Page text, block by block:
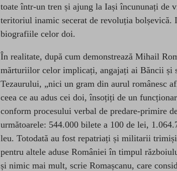
toate într-un tren și ajung la Iași încununați de
teritoriul inamic secerat de revoluția bolșevică.
biografiile celor doi.
În realitate, după cum demonstrează Mihail
mărturiilor celor implicați, angajați ai Băncii și
Tezaurului, „nici un gram din aurul românesc
ceea ce au adus cei doi,însoțiți de un
conform procesului verbal de predare-primire
următoarele: 544.000 bilete a 100 de lei,
leu. Totodată au fost repatriați și militarii
pentru altele aduse României în timpul
și nimic mai mult, scrie Romașcanu, care